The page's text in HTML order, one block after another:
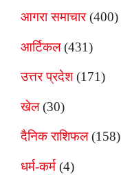
आगरा समाचार(400)
आर्टिकल(431)
उत्तर प्रदेश(171)
खेल(30)
दैनिक राशिफल(158)
धर्म-कर्म (4)